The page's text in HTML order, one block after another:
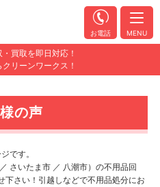
買取を即日対応！
リーンワークス！
お電話 MENU
の声
です。
さいたま市 ／ 八潮市）の不用品回
下さい！引越しなどで不用品処分にお